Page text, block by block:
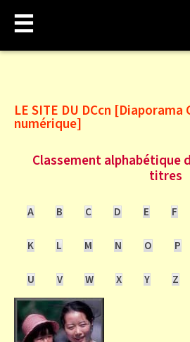
☰
LE SITE DU DCcn
numérique]
Classement alphabétique
titres
A B C D E F
K L M N O P
U V W X Y Z